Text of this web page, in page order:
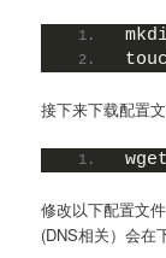
接下来下载配置
修改以下配置文
(DNS相关）会在